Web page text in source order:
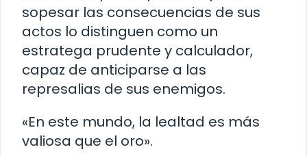
sopesar las consecuencias de sus
actos lo distinguen como un
estratega prudente y calculador,
capaz de anticiparse a las
represalias de sus enemigos.
«En este mundo, la lealtad es más
valiosa que el oro».